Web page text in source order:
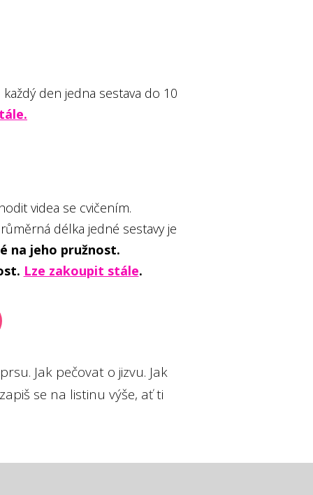
den jedna sestava do 10
videa se cvičením.
délka jedné sestavy je
na jeho pružnost.
Lze zakoupit stále.
Jak pečovat o jizvu. Jak
se na listinu výše, ať ti